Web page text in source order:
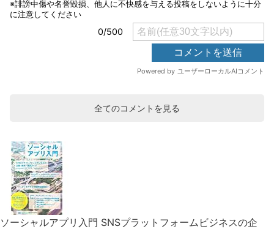
全てのコメントを見る
ソーシャルアプリ入門 SNSプラットフォームビジネスの企